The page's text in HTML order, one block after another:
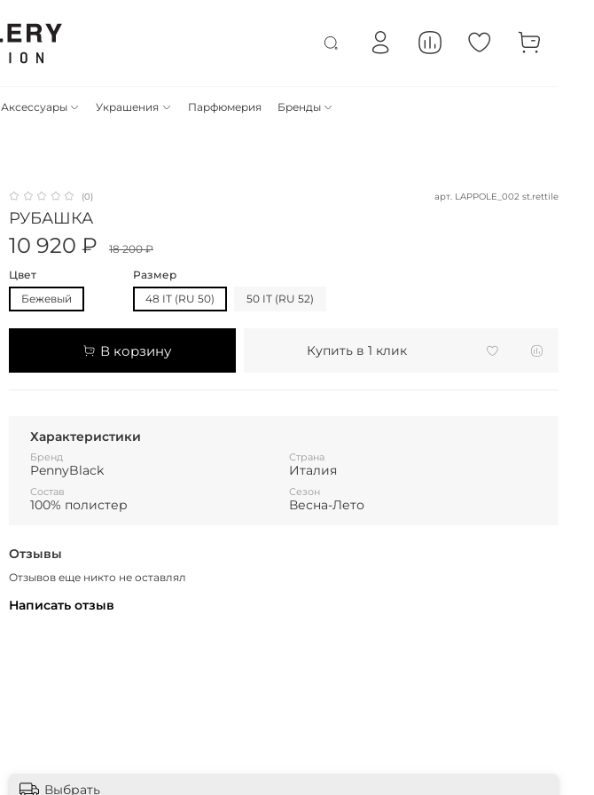
Аксессуары Украшения Парфюмерия Бренды
(0) арт. LAPPOLE_002 st.rettile
РУБАШКА
10 920 ₽
18 200 ₽
Цвет
Бежевый
Размер
48 IT (RU 50)
50 IT (RU 52)
В корзину Купить в 1 клик
Характеристики
Бренд
PennyBlack
Страна
Италия
Состав
100% полистер
Сезон
Весна-Лето
Отзывы
Отзывов еще никто не оставлял
Написать отзыв
Выбрать